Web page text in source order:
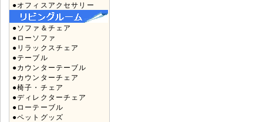
●オフィスアクセサリー
●ソファ＆チェア
●ローソファ
●リラックスチェア
●テーブル
●カウンターテーブル
●カウンターチェア
●椅子・チェア
●ディレクターチェア
●ローテーブル
●ペットグッズ